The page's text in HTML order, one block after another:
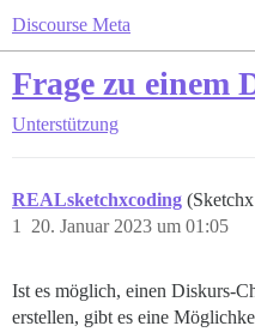
Discourse Meta
Frage zu einem
Unterstützung
REALsketchxcoding
20. Januar 2023 um 01:05
1
Ist es möglich, einen Diskurs-
erstellen, gibt es eine